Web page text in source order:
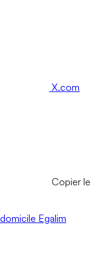
X.com
Copier le
Egalim